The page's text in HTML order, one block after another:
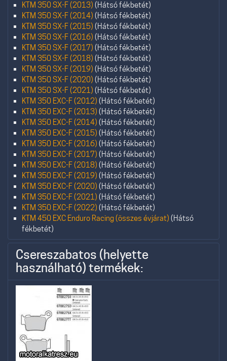
KTM 350 SX-F (2013) (Hátsó fékbetét)
KTM 350 SX-F (2014) (Hátsó fékbetét)
KTM 350 SX-F (2015) (Hátsó fékbetét)
KTM 350 SX-F (2016) (Hátsó fékbetét)
KTM 350 SX-F (2017) (Hátsó fékbetét)
KTM 350 SX-F (2018) (Hátsó fékbetét)
KTM 350 SX-F (2019) (Hátsó fékbetét)
KTM 350 SX-F (2020) (Hátsó fékbetét)
KTM 350 SX-F (2021) (Hátsó fékbetét)
KTM 350 EXC-F (2012) (Hátsó fékbetét)
KTM 350 EXC-F (2013) (Hátsó fékbetét)
KTM 350 EXC-F (2014) (Hátsó fékbetét)
KTM 350 EXC-F (2015) (Hátsó fékbetét)
KTM 350 EXC-F (2016) (Hátsó fékbetét)
KTM 350 EXC-F (2017) (Hátsó fékbetét)
KTM 350 EXC-F (2018) (Hátsó fékbetét)
KTM 350 EXC-F (2019) (Hátsó fékbetét)
KTM 350 EXC-F (2020) (Hátsó fékbetét)
KTM 350 EXC-F (2021) (Hátsó fékbetét)
KTM 350 EXC-F (2022) (Hátsó fékbetét)
KTM 450 EXC Enduro Racing (összes évjárat) (Hátsó
fékbetét)
Csereszabatos (helyette
használható) termékek: